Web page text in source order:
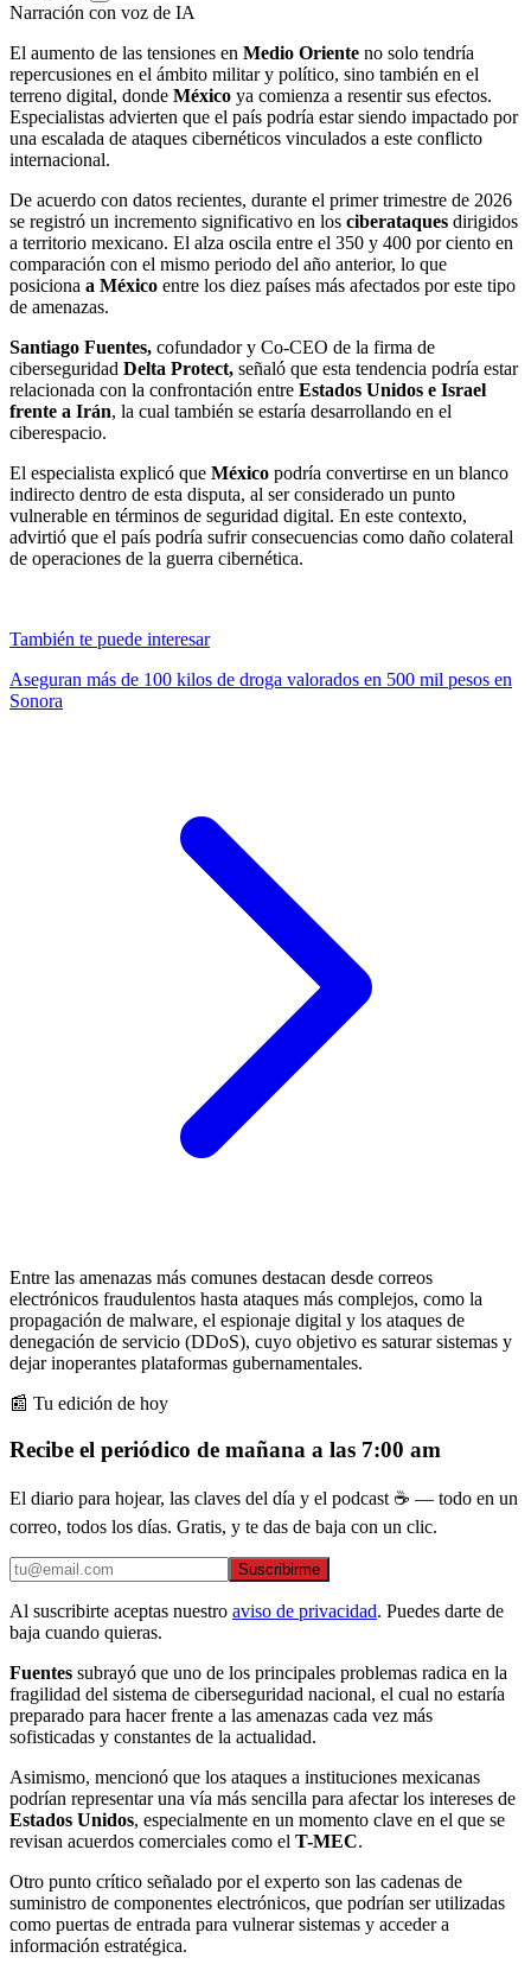
Narración con voz de IA
El aumento de las tensiones en Medio Oriente no solo tendría
repercusiones en el ámbito militar y político, sino también en el
terreno digital, donde México ya comienza a resentir sus efectos.
Especialistas advierten que el país podría estar siendo impactado por
una escalada de ataques cibernéticos vinculados a este conflicto
internacional.
De acuerdo con datos recientes, durante el primer trimestre de 2026
se registró un incremento significativo en los ciberataques dirigidos
a territorio mexicano. El alza oscila entre el 350 y 400 por ciento en
comparación con el mismo periodo del año anterior, lo que
posiciona a México entre los diez países más afectados por este tipo
de amenazas.
Santiago Fuentes, cofundador y Co-CEO de la firma de
ciberseguridad Delta Protect, señaló que esta tendencia podría estar
relacionada con la confrontación entre Estados Unidos e Israel
frente a Irán, la cual también se estaría desarrollando en el
ciberespacio.
El especialista explicó que México podría convertirse en un blanco
indirecto dentro de esta disputa, al ser considerado un punto
vulnerable en términos de seguridad digital. En este contexto,
advirtió que el país podría sufrir consecuencias como daño colateral
de operaciones de la guerra cibernética.
También te puede interesar
Aseguran más de 100 kilos de droga valorados en 500 mil pesos en
Sonora
Entre las amenazas más comunes destacan desde correos
electrónicos fraudulentos hasta ataques más complejos, como la
propagación de malware, el espionaje digital y los ataques de
denegación de servicio (DDoS), cuyo objetivo es saturar sistemas y
dejar inoperantes plataformas gubernamentales.
📰 Tu edición de hoy
Recibe el periódico de mañana a las 7:00 am
El diario para hojear, las claves del día y el podcast ☕ — todo en un
correo, todos los días. Gratis, y te das de baja con un clic.
Suscribirme
Al suscribirte aceptas nuestro aviso de privacidad. Puedes darte de
baja cuando quieras.
Fuentes subrayó que uno de los principales problemas radica en la
fragilidad del sistema de ciberseguridad nacional, el cual no estaría
preparado para hacer frente a las amenazas cada vez más
sofisticadas y constantes de la actualidad.
Asimismo, mencionó que los ataques a instituciones mexicanas
podrían representar una vía más sencilla para afectar los intereses de
Estados Unidos, especialmente en un momento clave en el que se
revisan acuerdos comerciales como el T-MEC.
Otro punto crítico señalado por el experto son las cadenas de
suministro de componentes electrónicos, que podrían ser utilizadas
como puertas de entrada para vulnerar sistemas y acceder a
información estratégica.